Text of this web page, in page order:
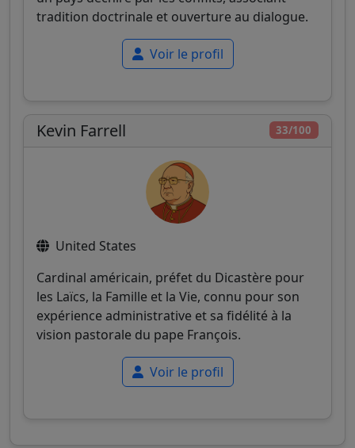
tradition doctrinale et ouverture au dialogue.
Voir le profil
33/100
Kevin Farrell
United States
Cardinal américain, préfet du Dicastère pour
les Laïcs, la Famille et la Vie, connu pour son
expérience administrative et sa fidélité à la
vision pastorale du pape François.
Voir le profil